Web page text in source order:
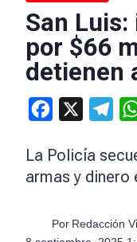
San
por $66
detienen
Facebook
La Policía
armas y dinero
Por Redacción